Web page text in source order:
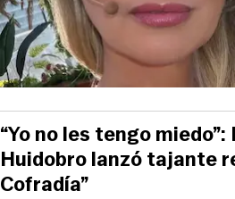
“Yo no les tengo
Huidobro lanzó tajante
Cofradía”